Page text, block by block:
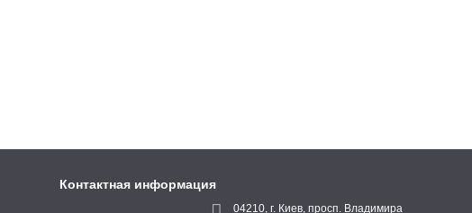
Контактная информация
04210, г. Киев, просп. Владимира